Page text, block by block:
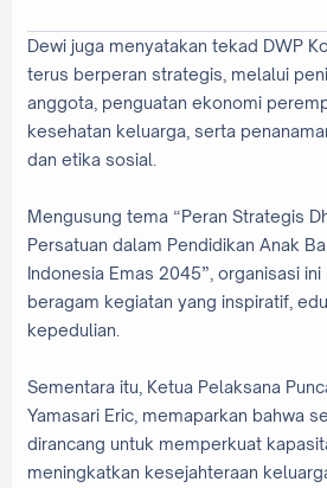
Dewi juga menyatakan tekad DWP
terus berperan strategis, melalui
anggota, penguatan ekonomi
kesehatan keluarga, serta
dan etika sosial.
Mengusung tema “Peran Strategis
Persatuan dalam Pendidikan Anak
Indonesia Emas 2045”, organisasi
beragam kegiatan yang inspiratif,
kepedulian.
Sementara itu, Ketua Pelaksana
Yamasari Eric, memaparkan bahwa
dirancang untuk memperkuat
meningkatkan kesejahteraan